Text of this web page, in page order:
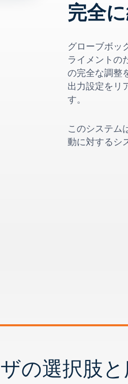
完全
グローブボッ
ライメントの
の完全な調整
出力設定をリ
す。
このシステム
動に対するシ
の選択肢